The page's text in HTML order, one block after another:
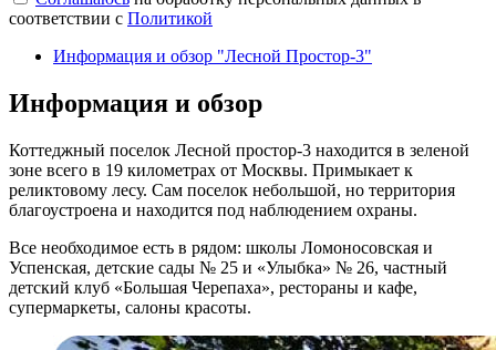
соответствии с Политикой
Информация и обзор "Лесной Простор-3"
Информация и обзор
Коттеджный поселок Лесной простор-3 находится в зеленой
зоне всего в 19 километрах от Москвы. Примыкает к
реликтовому лесу. Сам поселок небольшой, но территория
благоустроена и находится под наблюдением охраны.
Все необходимое есть в рядом: школы Ломоносовская и
Успенская, детские сады № 25 и «Улыбка» № 26, частный
детский клуб «Большая Черепаха», рестораны и кафе,
супермаркеты, салоны красоты.